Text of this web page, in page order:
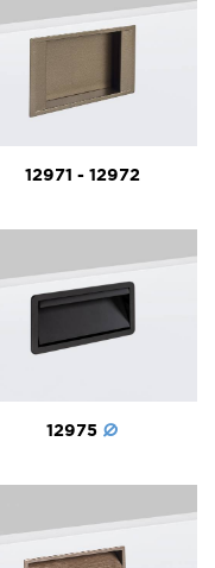
12971 - 12972
12975